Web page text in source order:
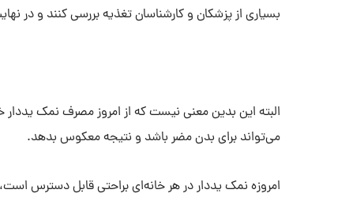
بسیاری از پزشکان و کارشناسان تغذیه بررسی کنند و در
البته این بدین معنی نیست که از امروز مصرف نمک یددار
می‌تواند برای بدن مضر باشد و نتیجه معکوس بدهد.
امروزه نمک یددار در هر خانه‌ای براحتی قابل دسترس